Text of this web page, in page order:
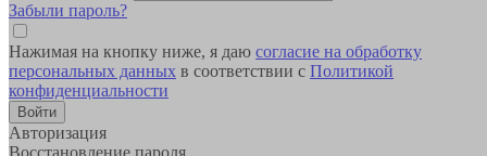
Забыли пароль?
Нажимая на кнопку ниже, я даю согласие на обработку
персональных данных в соответствии с Политикой
конфиденциальности
Авторизация